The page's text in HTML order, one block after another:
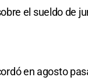
el sueldo de
en agosto